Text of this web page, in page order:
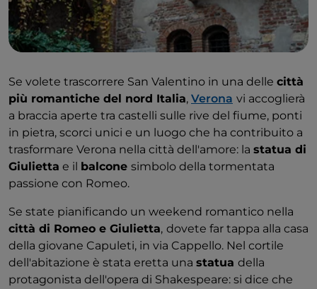
Se volete trascorrere San Valentino in una delle città
più romantiche del nord Italia, Verona vi accoglierà
a braccia aperte tra castelli sulle rive del fiume, ponti
in pietra, scorci unici e un luogo che ha contribuito a
trasformare Verona nella città dell'amore: la statua di
Giulietta e il balcone simbolo della tormentata
passione con Romeo.
Se state pianificando un weekend romantico nella
città di Romeo e Giulietta, dovete far tappa alla casa
della giovane Capuleti, in via Cappello. Nel cortile
dell'abitazione è stata eretta una statua della
protagonista dell'opera di Shakespeare: si dice che